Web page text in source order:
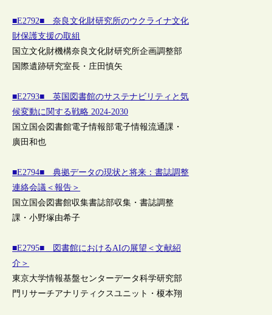
■E2792■ 奈良文化財研究所のウクライナ文化
財保護支援の取組
国立文化財機構奈良文化財研究所企画調整部
国際遺跡研究室長・庄田慎矢
■E2793■ 英国図書館のサステナビリティと気
候変動に関する戦略 2024-2030
国立国会図書館電子情報部電子情報流通課・
廣田和也
■E2794■ 典拠データの現状と将来：書誌調整
連絡会議＜報告＞
国立国会図書館収集書誌部収集・書誌調整
課・小野塚由希子
■E2795■ 図書館におけるAIの展望＜文献紹
介＞
東京大学情報基盤センターデータ科学研究部
門リサーチアナリティクスユニット・榎本翔